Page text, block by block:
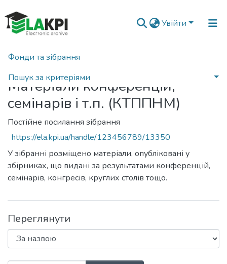
Увійти
Фонди та зібрання
Пошук за критеріями
Головна
Матеріали конференцій,
семінарів і т.п. (КТППНМ)
Постійне посилання зібрання
https://ela.kpi.ua/handle/123456789/13350
У зібранні розміщено матеріали, опубліковані у
збірниках, що видані за результатами конференцій,
семінарів, конгресів, круглих столів тощо.
Переглянути